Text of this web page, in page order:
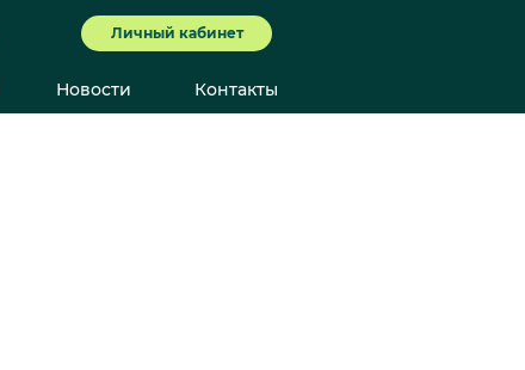
Личный кабинет
Новости Контакты